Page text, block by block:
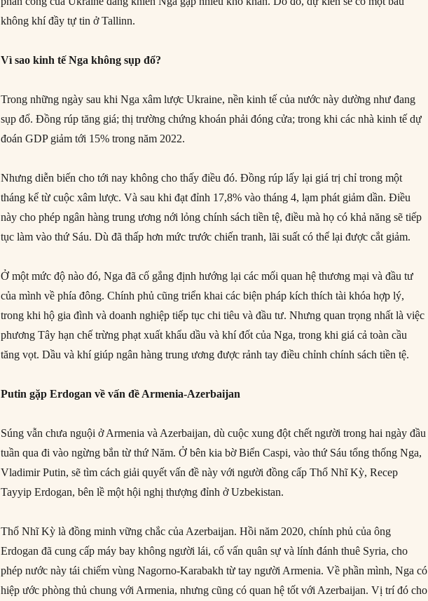
không khí đầy tự tin ở Tallinn.
Vì sao kinh tế Nga không sụp đổ?
Trong những ngày sau khi Nga xâm lược Ukraine, nền kinh tế của nước này dường như đang
sụp đổ. Đồng rúp tăng giá; thị trường chứng khoán phải đóng cửa; trong khi các nhà kinh tế dự
đoán GDP giảm tới 15% trong năm 2022.
Nhưng diễn biến cho tới nay không cho thấy điều đó. Đồng rúp lấy lại giá trị chỉ trong một
tháng kể từ cuộc xâm lược. Và sau khi đạt đỉnh 17,8% vào tháng 4, lạm phát giảm dần. Điều
này cho phép ngân hàng trung ương nới lỏng chính sách tiền tệ, điều mà họ có khả năng sẽ tiếp
tục làm vào thứ Sáu. Dù đã thấp hơn mức trước chiến tranh, lãi suất có thể lại được cắt giảm.
Ở một mức độ nào đó, Nga đã cố gắng định hướng lại các mối quan hệ thương mại và đầu tư
của mình về phía đông. Chính phủ cũng triển khai các biện pháp kích thích tài khóa hợp lý,
trong khi hộ gia đình và doanh nghiệp tiếp tục chi tiêu và đầu tư. Nhưng quan trọng nhất là việc
phương Tây hạn chế trừng phạt xuất khẩu dầu và khí đốt của Nga, trong khi giá cả toàn cầu
tăng vọt. Dầu và khí giúp ngân hàng trung ương được rảnh tay điều chỉnh chính sách tiền tệ.
Putin gặp Erdogan về vấn đề Armenia-Azerbaijan
Súng vẫn chưa nguội ở Armenia và Azerbaijan, dù cuộc xung đột chết người trong hai ngày đầu
tuần qua đi vào ngừng bắn từ thứ Năm. Ở bên kia bờ Biển Caspi, vào thứ Sáu tổng thống Nga,
Vladimir Putin, sẽ tìm cách giải quyết vấn đề này với người đồng cấp Thổ Nhĩ Kỳ, Recep
Tayyip Erdogan, bên lề một hội nghị thượng đỉnh ở Uzbekistan.
Thổ Nhĩ Kỳ là đồng minh vững chắc của Azerbaijan. Hồi năm 2020, chính phủ của ông
Erdogan đã cung cấp máy bay không người lái, cố vấn quân sự và lính đánh thuê Syria, cho
phép nước này tái chiếm vùng Nagorno-Karabakh từ tay người Armenia. Về phần mình, Nga có
hiệp ước phòng thủ chung với Armenia, nhưng cũng có quan hệ tốt với Azerbaijan. Vị trí đó cho